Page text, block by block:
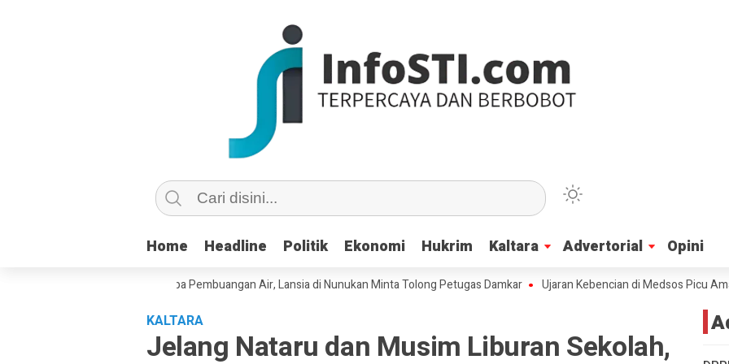
Home Headline Politik Ekonomi Hukrim Kaltara Advertorial Opini
Home Headline Politik Ekonomi Hukrim Kaltara Advertorial Opini
dan Masuk Saluran Pipa Pembuangan Air, Lansia di Nunukan Minta Tolong Petugas Damkar Ujaran Kebencian di Medsos Picu Amarah
KALTARA
Jelang Nataru dan Musim Liburan Sekolah,